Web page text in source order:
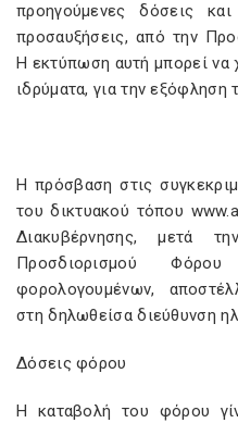
προηγούμενες δόσεις
προσαυξήσεις, από την
Η εκτύπωση αυτή μπορεί να
ιδρύματα, για την εξόφληση
Η πρόσβαση στις
του δικτυακού τόπου
Διακυβέρνησης, μετά
Προσδιορισμού
φορολογουμένων,
στη δηλωθείσα διεύθυνση
Δόσεις φόρου
Η καταβολή του φόρου